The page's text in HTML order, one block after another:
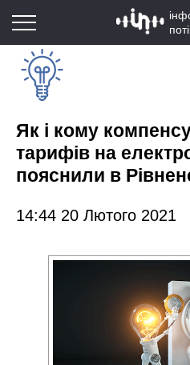
Як і кому
тарифів на
пояснили в
14:44 20 Лютого 2021